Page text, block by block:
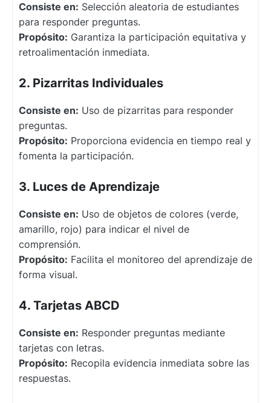
Consiste en: Selección aleatoria de estudiantes
para responder preguntas.
Propósito: Garantiza la participación equitativa y
retroalimentación inmediata.
2. Pizarritas Individuales
Consiste en: Uso de pizarritas para responder
preguntas.
Propósito: Proporciona evidencia en tiempo real y
fomenta la participación.
3. Luces de Aprendizaje
Consiste en: Uso de objetos de colores (verde,
amarillo, rojo) para indicar el nivel de
comprensión.
Propósito: Facilita el monitoreo del aprendizaje de
forma visual.
4. Tarjetas ABCD
Consiste en: Responder preguntas mediante
tarjetas con letras.
Propósito: Recopila evidencia inmediata sobre las
respuestas.